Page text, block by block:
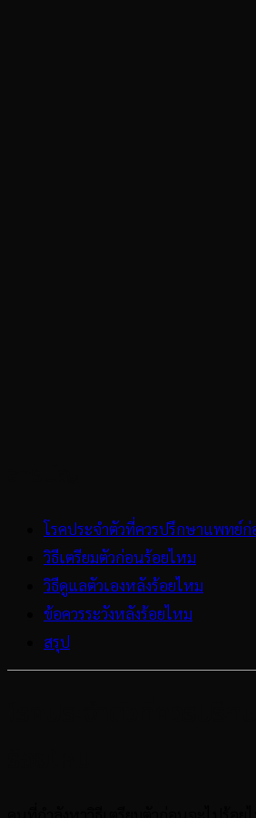
โรคประจำตัวที่ควรปรึกษาแพทย์
วิธีเตรียมตัวก่อนร้อยไหม
วิธีดูแลตัวเองหลังร้อยไหม
ข้อควรระวังหลังร้อยไหม
สรุป